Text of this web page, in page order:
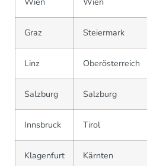
Graz Steiermark
Linz Oberösterreich
Salzburg Salzburg
Innsbruck Tirol
Klagenfurt Kärnten